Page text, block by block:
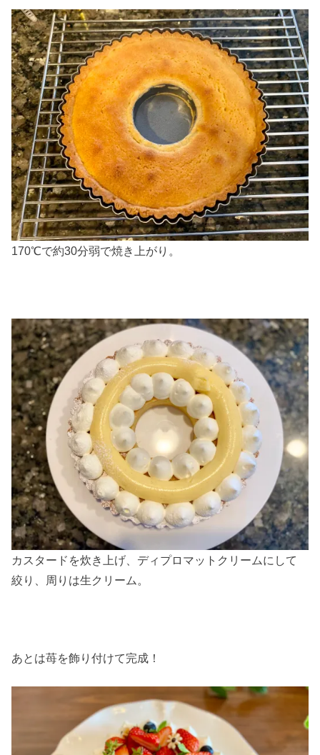
170℃で約30分弱で焼き上がり。
カスタードを炊き上げ、ディプロマットクリームにして
絞り、周りは生クリーム。
あとは苺を飾り付けて完成！